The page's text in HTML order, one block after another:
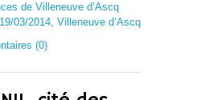
de Villeneuve d’Ascq
03/2014, Villeneuve d’Ascq
(0)